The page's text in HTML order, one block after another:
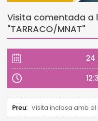
Visita comentada a
"TARRACO/MNAT"
24
Preu: Visita inclosa amb el